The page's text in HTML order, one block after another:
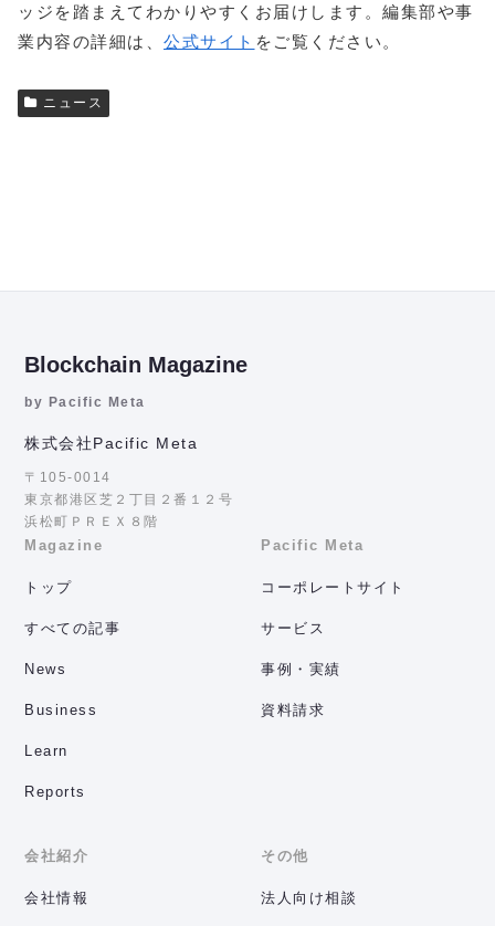
ッジを踏まえてわかりやすくお届けします。編集部や事
業内容の詳細は、 公式サイト をご覧ください。
ニュース
Blockchain Magazine
by Pacific Meta
株式会社Pacific Meta
〒105-0014
東京都港区芝２丁目２番１２号
浜松町ＰＲＥＸ８階
Magazine
トップ
すべての記事
News
Business
Learn
Reports
Pacific Meta
コーポレートサイト
サービス
事例・実績
資料請求
会社紹介
会社情報
その他
法人向け相談